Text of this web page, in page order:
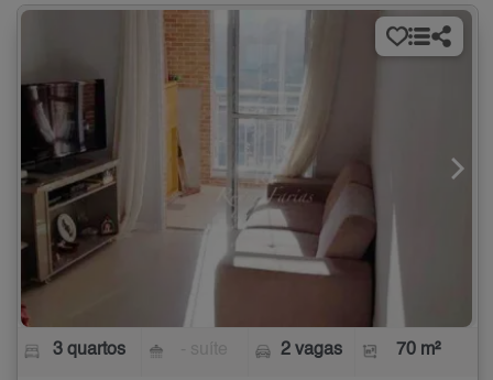
3 quartos 2 vagas 70 m²